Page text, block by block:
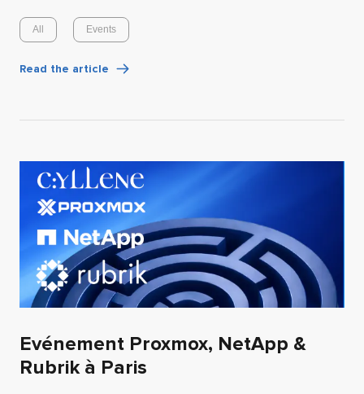
All Events
Read the article
Evénement Proxmox, NetApp &
Rubrik à Paris